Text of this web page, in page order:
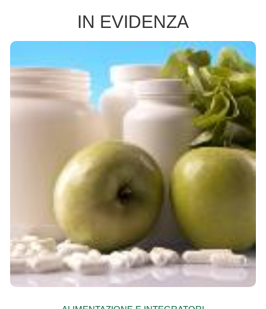
IN EVIDENZA